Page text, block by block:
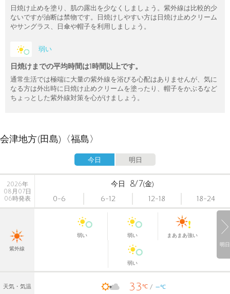
日焼け止めを塗り、肌の露出を少なくしましょう。紫外線は比較的少
ないですが油断は禁物です。日焼けしやすい方は日焼け止めクリーム
やサングラス、日傘や帽子を利用しましょう。
弱い
日焼けまでの平均時間は1時間以上です。
通常生活では極端に大量の紫外線を浴びる心配はありませんが、気に
なる方は外出時に日焼け止めクリームを塗ったり、帽子をかぶるなど
ちょっとした紫外線対策を心がけましょう。
会津地方(田島)〈福島〉
今日 明日
明日
2026年
08月07日
06時発表
今日 8/7(金)
0-6
6-12 12-18 18-24
紫外線
弱い 弱い まあまあ強い
弱い
天気・気温 33℃ -℃